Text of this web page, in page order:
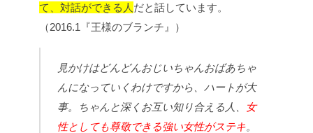
て、対話ができる人 だと話しています。
（2016.1『王様のブランチ』）
見かけはどんどんおじいちゃんおばあちゃ
んになっていくわけですから、ハートが大
事。ちゃんと深くお互い知り合える人、
女
性としても尊敬できる強い女性がステキ。